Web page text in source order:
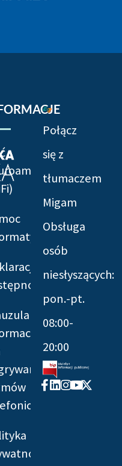
Połącz
się z
tłumaczem
Migam
Obsługa
osób
niesłyszących:
pon.-pt.
08:00-
20:00
Facebook-
f
Linkedin
Instagram
Youtube
X-
twitter